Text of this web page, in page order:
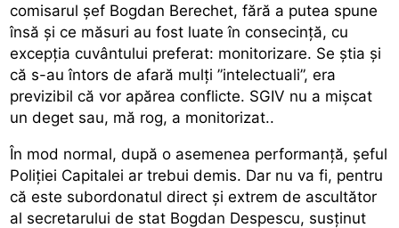
comisarul șef Bogdan Berechet, fără a putea spune
însă și ce măsuri au fost luate în consecință, cu
excepția cuvântului preferat: monitorizare. Se știa și
că s-au întors de afară mulți ”intelectuali”, era
previzibil că vor apărea conflicte. SGIV nu a mișcat
un deget sau, mă rog, a monitorizat..
În mod normal, după o asemenea performanță, șeful
Poliției Capitalei ar trebui demis. Dar nu va fi, pentru
că este subordonatul direct și extrem de ascultător
al secretarului de stat Bogdan Despescu, susținut